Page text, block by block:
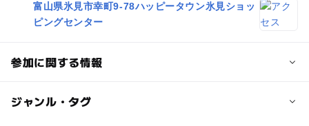
富山県氷見市幸町9-78ハッピータウン氷見ショッ
ピングセンター
参加に関する情報
対象年齢
ジャンル・タグ